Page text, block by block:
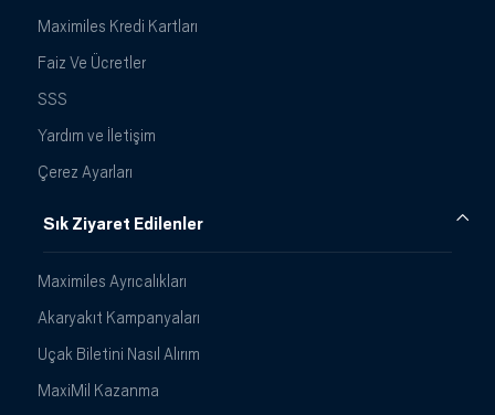
Maximiles Kredi Kartları
Faiz Ve Ücretler
SSS
Yardım ve İletişim
Çerez Ayarları
Sık Ziyaret Edilenler
Maximiles Ayrıcalıkları
Akaryakıt Kampanyaları
Uçak Biletini Nasıl Alırım
MaxiMil Kazanma